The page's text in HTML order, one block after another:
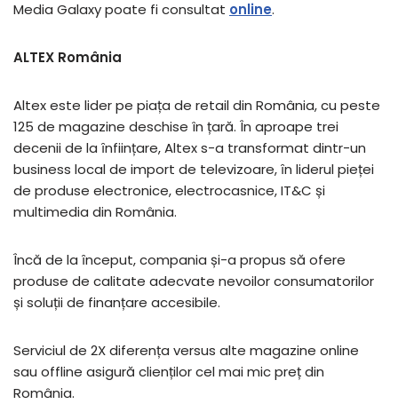
Media Galaxy poate fi consultat online.
ALTEX România
Altex este lider pe piața de retail din România, cu peste
125 de magazine deschise în țară. În aproape trei
decenii de la ȋnființare, Altex s-a transformat dintr-un
business local de import de televizoare, ȋn liderul pieței
de produse electronice, electrocasnice, IT&C și
multimedia din România.
Încă de la ȋnceput, compania și-a propus să ofere
produse de calitate adecvate nevoilor consumatorilor
și soluții de finanțare accesibile.
Serviciul de 2X diferența versus alte magazine online
sau offline asigură clienților cel mai mic preț din
România.